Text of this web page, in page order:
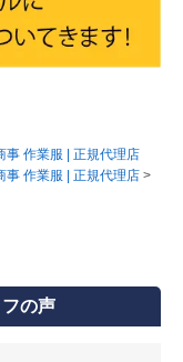
事 作業服 | 正規代理店
事 作業服 | 正規代理店 >
の声